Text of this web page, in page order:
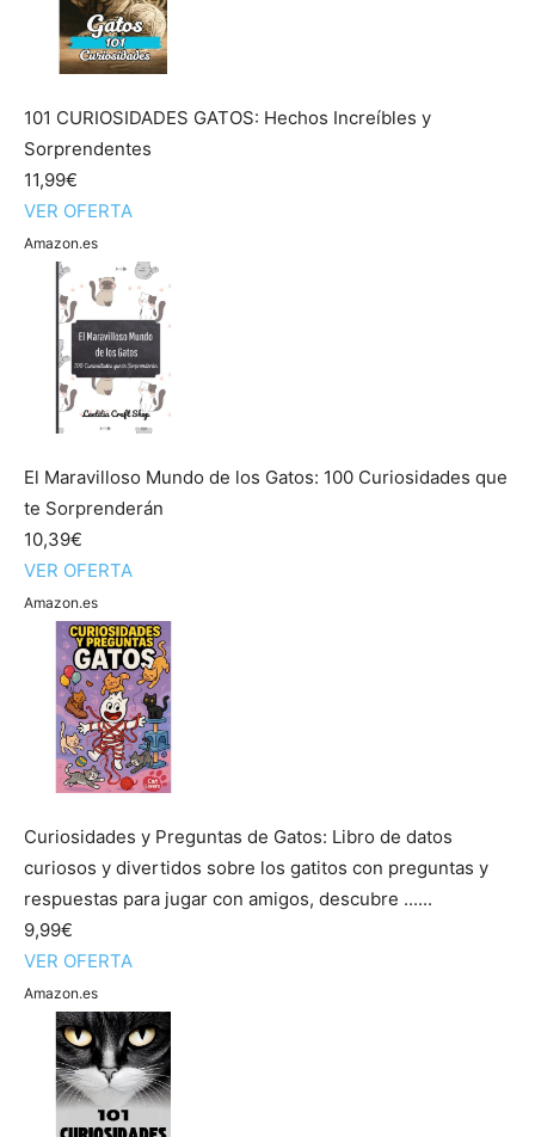
101 CURIOSIDADES GATOS: Hechos Increíbles y
Sorprendentes
11,99€
VER OFERTA
Amazon.es
El Maravilloso Mundo de los Gatos: 100 Curiosidades que
te Sorprenderán
10,39€
VER OFERTA
Amazon.es
Curiosidades y Preguntas de Gatos: Libro de datos
curiosos y divertidos sobre los gatitos con preguntas y
respuestas para jugar con amigos, descubre ......
9,99€
VER OFERTA
Amazon.es